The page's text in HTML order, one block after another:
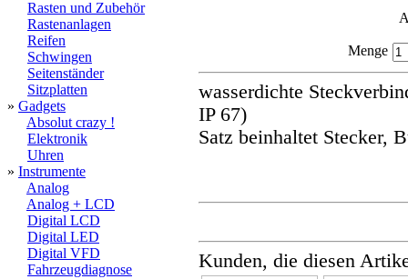
Rasten und Zubehör
Rastenanlagen
Reifen
Schwingen
Seitenständer
Sitzplatten
» Gadgets
Absolut crazy !
Elektronik
Uhren
» Instrumente
Analog
Analog + LCD
Digital LCD
Digital LED
Digital VFD
Fahrzeugdiagnose
Menge
wasserdichte
IP 67)
Satz beinhaltet Stecker,
Kunden, die diesen